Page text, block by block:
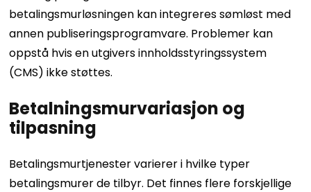
betalingsmurløsningen kan integreres sømløst med
annen publiseringsprogramvare. Problemer kan
oppstå hvis en utgivers innholdsstyringssystem
(CMS) ikke støttes.
Betalningsmurvariasjon og
tilpasning
Betalingsmurtjenester varierer i hvilke typer
betalingsmurer de tilbyr. Det finnes flere forskjellige